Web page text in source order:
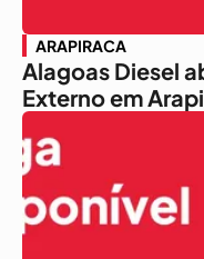
ARAPIRACA
Alagoas Diesel
Externo em